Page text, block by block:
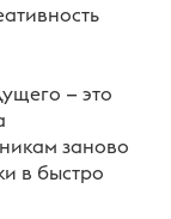
— это
заново
в быстро